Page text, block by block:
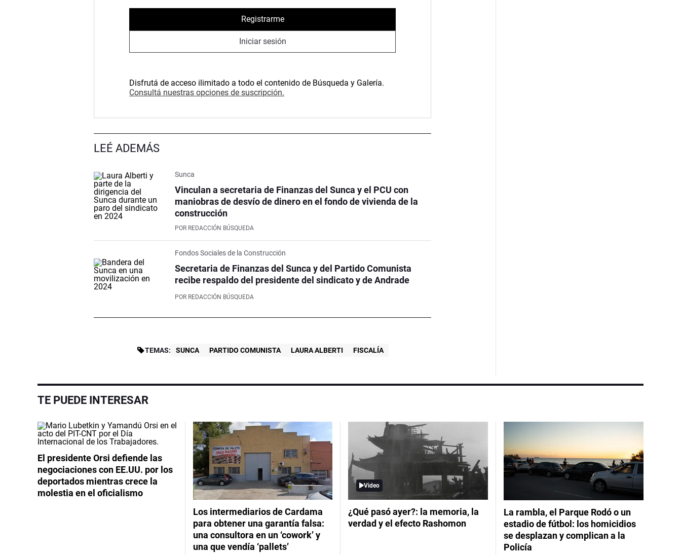
Registrarme
Iniciar sesión
Disfrutá de acceso ilimitado a todo el contenido de Búsqueda y Galería.
Consultá nuestras opciones de suscripción.
LEÉ ADEMÁS
Sunca
Vinculan a secretaria de Finanzas del Sunca y el PCU con
maniobras de desvío de dinero en el fondo de vivienda de la
construcción
POR REDACCIÓN BÚSQUEDA
Fondos Sociales de la Construcción
Secretaria de Finanzas del Sunca y del Partido Comunista
recibe respaldo del presidente del sindicato y de Andrade
POR REDACCIÓN BÚSQUEDA
TEMAS: SUNCA PARTIDO COMUNISTA LAURA ALBERTI FISCALÍA
TE PUEDE INTERESAR
El presidente Orsi defiende las
negociaciones con EE.UU. por los
deportados mientras crece la
molestia en el oficialismo
Los intermediarios de Cardama
para obtener una garantía falsa:
una consultora en un ‘cowork’ y
una que vendía ‘pallets’
Video
¿Qué pasó ayer?: la memoria, la
verdad y el efecto Rashomon
La rambla, el Parque Rodó o un
estadio de fútbol: los homicidios
se desplazan y complican a la
Policía